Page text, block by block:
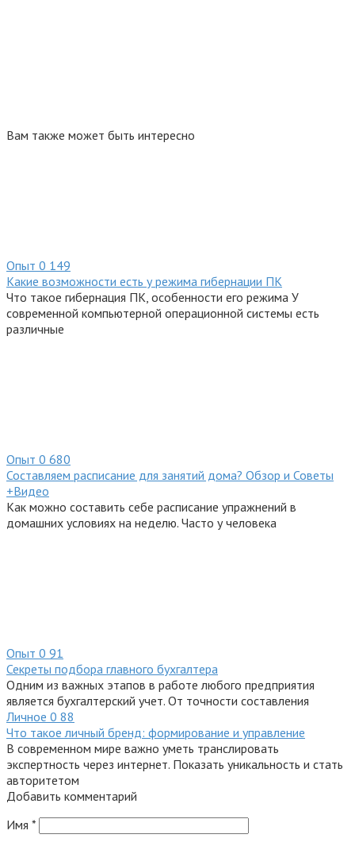
Вам также может быть интересно
Опыт 0 149
Какие возможности есть у режима гибернации ПК
Что такое гибернация ПК, особенности его режима У
современной компьютерной операционной системы есть
различные
Опыт 0 680
Составляем расписание для занятий дома? Обзор и Советы
+Видео
Как можно составить себе расписание упражнений в
домашних условиях на неделю. Часто у человека
Опыт 0 91
Секреты подбора главного бухгалтера
Одним из важных этапов в работе любого предприятия
является бухгалтерский учет. От точности составления
Личное 0 88
Что такое личный бренд: формирование и управление
В современном мире важно уметь транслировать
экспертность через интернет. Показать уникальность и стать
авторитетом
Добавить комментарий
Имя *